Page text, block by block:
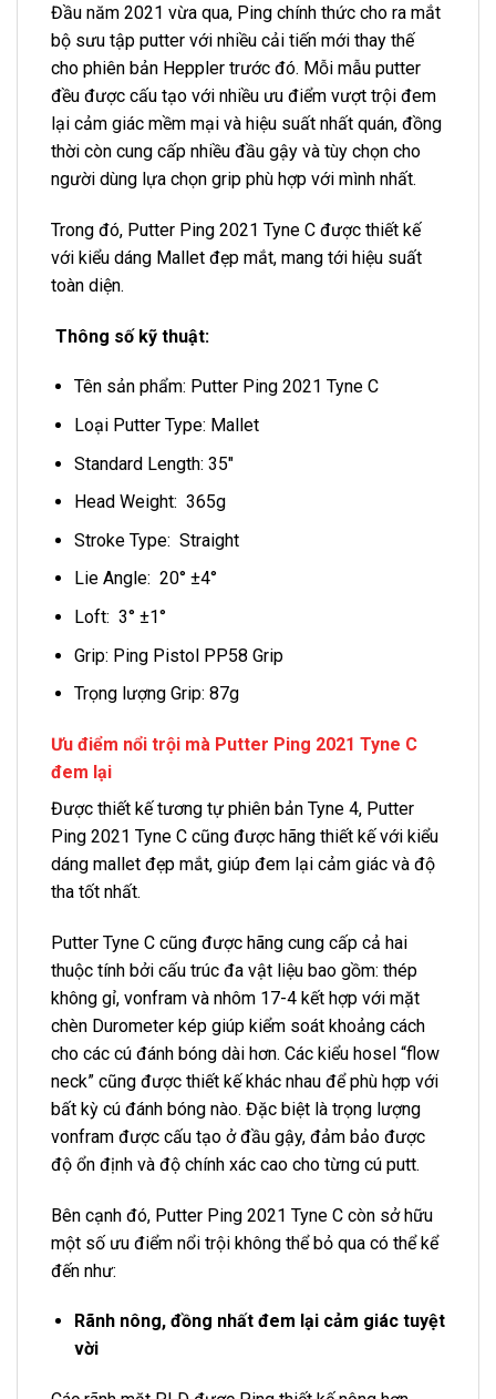
Đầu năm 2021 vừa qua, Ping chính thức cho ra mắt
bộ sưu tập putter với nhiều cải tiến mới thay thế
cho phiên bản Heppler trước đó. Mỗi mẫu putter
đều được cấu tạo với nhiều ưu điểm vượt trội đem
lại cảm giác mềm mại và hiệu suất nhất quán, đồng
thời còn cung cấp nhiều đầu gậy và tùy chọn cho
người dùng lựa chọn grip phù hợp với mình nhất.
Trong đó, Putter Ping 2021 Tyne C được thiết kế
với kiểu dáng Mallet đẹp mắt, mang tới hiệu suất
toàn diện.
Thông số kỹ thuật:
Tên sản phẩm: Putter Ping 2021 Tyne C
Loại Putter Type: Mallet
Standard Length: 35″
Head Weight: 365g
Stroke Type: Straight
Lie Angle: 20° ±4°
Loft: 3° ±1°
Grip: Ping Pistol PP58 Grip
Trọng lượng Grip: 87g
Ưu điểm nổi trội mà Putter Ping 2021 Tyne C
đem lại
Được thiết kế tương tự phiên bản Tyne 4, Putter
Ping 2021 Tyne C cũng được hãng thiết kế với kiểu
dáng mallet đẹp mắt, giúp đem lại cảm giác và độ
tha tốt nhất.
Putter Tyne C cũng được hãng cung cấp cả hai
thuộc tính bởi cấu trúc đa vật liệu bao gồm: thép
không gỉ, vonfram và nhôm 17-4 kết hợp với mặt
chèn Durometer kép giúp kiểm soát khoảng cách
cho các cú đánh bóng dài hơn. Các kiểu hosel “flow
neck” cũng được thiết kế khác nhau để phù hợp với
bất kỳ cú đánh bóng nào. Đặc biệt là trọng lượng
vonfram được cấu tạo ở đầu gậy, đảm bảo được
độ ổn định và độ chính xác cao cho từng cú putt.
Bên cạnh đó, Putter Ping 2021 Tyne C còn sở hữu
một số ưu điểm nổi trội không thể bỏ qua có thể kể
đến như:
Rãnh nông, đồng nhất đem lại cảm giác tuyệt
vời